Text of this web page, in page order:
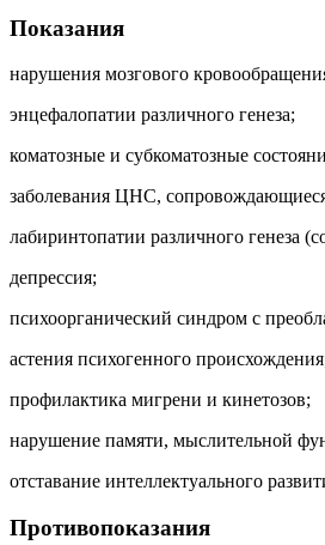
Показания
нарушения мозгового
энцефалопатии различного генеза;
коматозные и субкоматозные
заболевания ЦНС,
лабиринтопатии различного
депрессия;
психоорганический синдром с
астения психогенного
профилактика мигрени и кинетозов;
нарушение памяти, мыслительной
отставание интеллектуального
Противопоказания